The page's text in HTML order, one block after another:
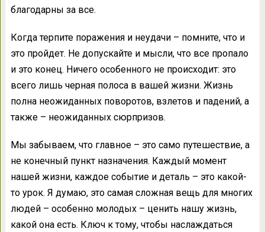
благодарны за все.
Когда терпите поражения и неудачи – помните, что и
это пройдет. Не допускайте и мысли, что все пропало
и это конец. Ничего особенного не происходит: это
всего лишь черная полоса в вашей жизни. Жизнь
полна неожиданных поворотов, взлетов и падений, а
также – неожиданных сюрпризов.
Мы забываем, что главное – это само путешествие, а
не конечный пункт назначения. Каждый момент
нашей жизни, каждое событие и деталь – это какой-
то урок. Я думаю, это самая сложная вещь для многих
людей – особенно молодых – ценить нашу жизнь,
какой она есть. Ключ к тому, чтобы наслаждаться